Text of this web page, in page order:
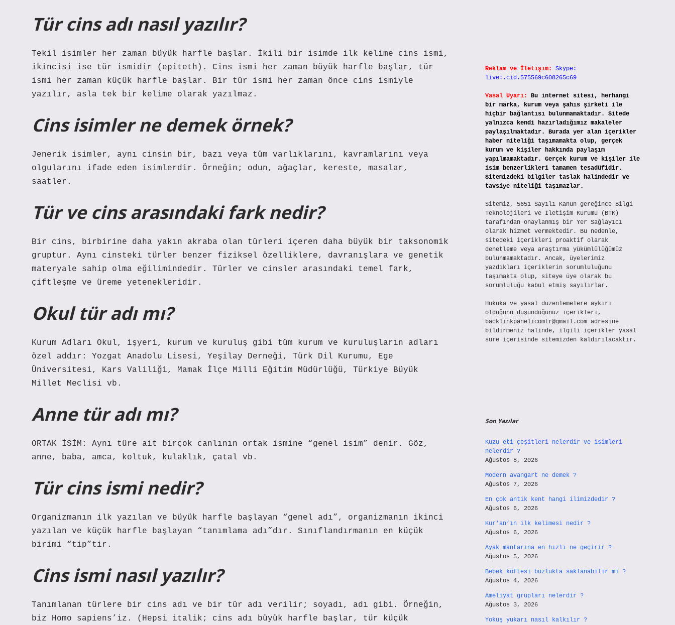
Tür cins adı nasıl yazılır?
Tekil isimler her zaman büyük harfle başlar. İkili bir isimde ilk kelime cins ismi,
ikincisi ise tür ismidir (epiteth). Cins ismi her zaman büyük harfle başlar, tür
ismi her zaman küçük harfle başlar. Bir tür ismi her zaman önce cins ismiyle
yazılır, asla tek bir kelime olarak yazılmaz.
Cins isimler ne demek örnek?
Jenerik isimler, aynı cinsin bir, bazı veya tüm varlıklarını, kavramlarını veya
olgularını ifade eden isimlerdir. Örneğin; odun, ağaçlar, kereste, masalar,
saatler.
Tür ve cins arasındaki fark nedir?
Bir cins, birbirine daha yakın akraba olan türleri içeren daha büyük bir taksonomik
gruptur. Aynı cinsteki türler benzer fiziksel özelliklere, davranışlara ve genetik
materyale sahip olma eğilimindedir. Türler ve cinsler arasındaki temel fark,
çiftleşme ve üreme yetenekleridir.
Okul tür adı mı?
Kurum Adları Okul, işyeri, kurum ve kuruluş gibi tüm kurum ve kuruluşların adları
özel addır: Yozgat Anadolu Lisesi, Yeşilay Derneği, Türk Dil Kurumu, Ege
Üniversitesi, Kars Valiliği, Mamak İlçe Milli Eğitim Müdürlüğü, Türkiye Büyük
Millet Meclisi vb.
Anne tür adı mı?
ORTAK İSİM: Aynı türe ait birçok canlının ortak ismine “genel isim” denir. Göz,
anne, baba, amca, koltuk, kulaklık, çatal vb.
Tür cins ismi nedir?
Organizmanın ilk yazılan ve büyük harfle başlayan “genel adı”, organizmanın ikinci
yazılan ve küçük harfle başlayan “tanımlama adı”dır. Sınıflandırmanın en küçük
birimi “tip”tir.
Cins ismi nasıl yazılır?
Tanımlanan türlere bir cins adı ve bir tür adı verilir; soyadı, adı gibi. Örneğin,
biz Homo sapiens’iz. (Hepsi italik; cins adı büyük harfle başlar, tür küçük
Reklam ve İletişim:
Skype:
live:.cid.575569c608265c69
Yasal Uyarı:
Bu internet sitesi, herhangi
bir marka, kurum veya şahıs şirketi ile
hiçbir bağlantısı bulunmamaktadır. Sitede
yalnızca kendi hazırladığımız makaleler
paylaşılmaktadır. Burada yer alan içerikler
haber niteliği taşımamakta olup, gerçek
kurum ve kişiler hakkında paylaşım
yapılmamaktadır. Gerçek kurum ve kişiler ile
isim benzerlikleri tamamen tesadüfidir.
Sitemizdeki bilgiler taslak halindedir ve
tavsiye niteliği taşımazlar.
Sitemiz, 5651 Sayılı Kanun gereğince Bilgi
Teknolojileri ve İletişim Kurumu (BTK)
tarafından onaylanmış bir Yer Sağlayıcı
olarak hizmet vermektedir. Bu nedenle,
sitedeki içerikleri proaktif olarak
denetleme veya araştırma yükümlülüğümüz
bulunmamaktadır. Ancak, üyelerimiz
yazdıkları içeriklerin sorumluluğunu
taşımakta olup, siteye üye olarak bu
sorumluluğu kabul etmiş sayılırlar.
Hukuka ve yasal düzenlemelere aykırı
olduğunu düşündüğünüz içerikleri,
backlinkpanelicomtr@gmail.comadresine
bildirmeniz halinde, ilgili içerikler yasal
süre içerisinde sitemizden kaldırılacaktır.
Son Yazılar
Kuzu eti çeşitleri nelerdir ve isimleri
nelerdir ?
Ağustos 8, 2026
Modern avangart ne demek ?
Ağustos 7, 2026
En çok antik kent hangi ilimizdedir ?
Ağustos 6, 2026
Kur’an’ın ilk kelimesi nedir ?
Ağustos 6, 2026
Ayak mantarına en hızlı ne geçirir ?
Ağustos 5, 2026
Bebek köftesi buzlukta saklanabilir mi ?
Ağustos 4, 2026
Ameliyat grupları nelerdir ?
Ağustos 3, 2026
Yokuş yukarı nasıl kalkılır ?